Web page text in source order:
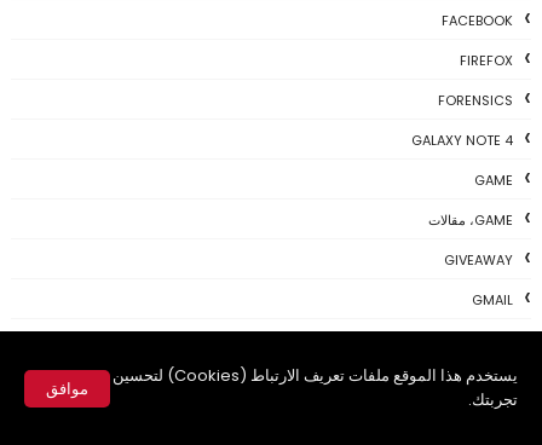
يستخدم هذا الموقع ملفات تعريف الارتباط (Cookies) لتحسين
تجربتك.
موافق
FACEBOOK
FIREFOX
FORENSICS
GALAXY NOTE 4
GAME
GAME، مقالات
GIVEAWAY
GMAIL
GOOGLE ADSENSE